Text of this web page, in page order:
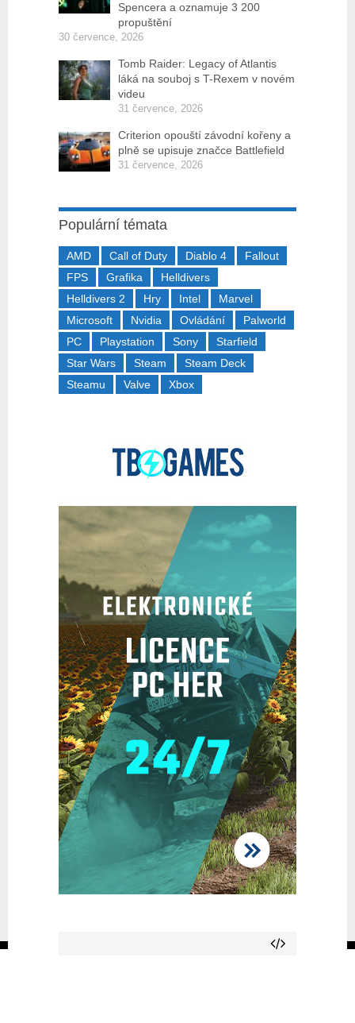
Spencera a oznamuje 3 200
propuštění
30 července, 2026
Tomb Raider: Legacy of Atlantis
láká na souboj s T-Rexem v novém
videu
31 července, 2026
Criterion opouští závodní kořeny a
plně se upisuje značce Battlefield
31 července, 2026
Populární témata
AMD Call of Duty Diablo 4
Fallout
FPS
Grafika
Helldivers
Helldivers 2
Hry Intel
Marvel
Microsoft
Nvidia Ovládání
Palworld
PC
Playstation Sony
Starfield
Star Wars
Steam
Steam Deck
Steamu
Valve Xbox